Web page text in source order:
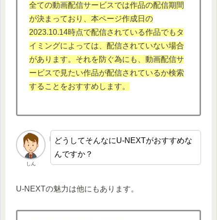
全ての動画配信サービスでは作品の配信期間
が決まっており、本ページ作成日の
2023.10.14時点で配信されている作品でもタ
イミングによっては、配信されていない場合
があります。それを防ぐ為にも、動画配信サ
ービスで見たい作品が配信されているか検索
することをおすすめします。
しん
どうしてそんなにU-NEXTがおすすめな
んですか？
U-NEXTの魅力は他にもあります。